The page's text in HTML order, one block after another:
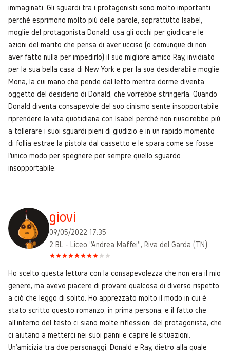
immaginati. Gli sguardi tra i protagonisti sono molto importanti
perché esprimono molto più delle parole, soprattutto Isabel,
moglie del protagonista Donald, usa gli occhi per giudicare le
azioni del marito che pensa di aver ucciso (o comunque di non
aver fatto nulla per impedirlo) il suo migliore amico Ray, invidiato
per la sua bella casa di New York e per la sua desiderabile moglie
Mona, la cui mano che pende dal letto mentre dorme diventa
oggetto del desiderio di Donald, che vorrebbe stringerla. Quando
Donald diventa consapevole del suo cinismo sente insopportabile
riprendere la vita quotidiana con Isabel perché non riuscirebbe più
a tollerare i suoi sguardi pieni di giudizio e in un rapido momento
di follia estrae la pistola dal cassetto e le spara come se fosse
l'unico modo per spegnere per sempre quello sguardo
insopportabile.
giovi
09/05/2022 17:35
2 BL - Liceo "Andrea Maffei", Riva del Garda (TN)
Ho scelto questa lettura con la consapevolezza che non era il mio
genere, ma avevo piacere di provare qualcosa di diverso rispetto
a ciò che leggo di solito. Ho apprezzato molto il modo in cui è
stato scritto questo romanzo, in prima persona, e il fatto che
all'interno del testo ci siano molte riflessioni del protagonista, che
ci aiutano a metterci nei suoi panni e capire le situazioni.
Un'amicizia tra due personaggi, Donald e Ray, dietro alla quale